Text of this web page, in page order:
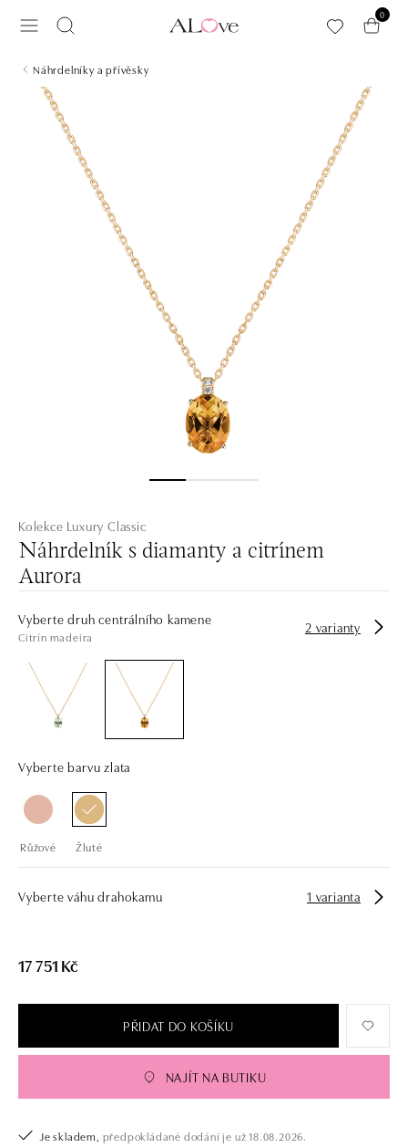
0
Náhrdelníky a přívěsky
Kolekce Luxury Classic
Náhrdelník s diamanty a citrínem
Aurora
Vyberte druh centrálního kamene
Citrín madeira
2 varianty
Vyberte barvu zlata
Růžové Žluté
Vyberte váhu drahokamu 1 varianta
17 751 Kč
PŘIDAT DO KOŠÍKU
NAJÍT NA BUTIKU
Je skladem, předpokládané dodání je už 18.08.2026.